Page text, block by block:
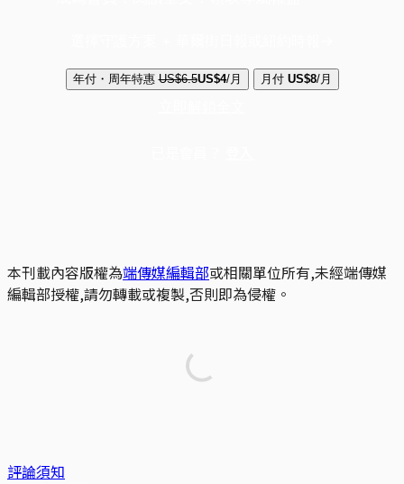
年付・周年特惠 US$6.5US$4/月 月付 US$8/月
本刊載內容版權為端傳媒編輯部或相關單位所有,未經端傳媒
編輯部授權,請勿轉載或複製,否則即為侵權。
評論須知